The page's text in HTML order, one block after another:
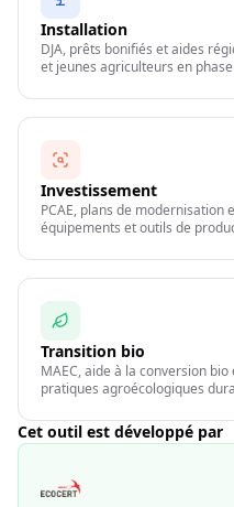
Installation
DJA, prêts bonifiés et aides
et jeunes agriculteurs en
Investissement
PCAE, plans de
équipements et outils de
Transition bio
MAEC, aide à la conversion
pratiques agroécologiques
Cet outil est développé par